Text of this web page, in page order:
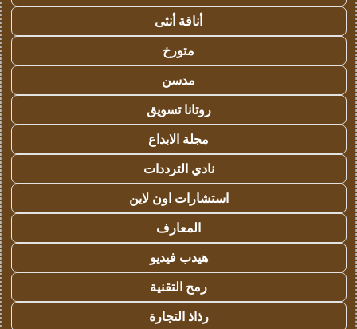
أناقة أنثى
متورخ
مدسن
روتانا تسويق
مجلة الابداع
نادي الترددات
استشارات اون لاين
المعارف
هيدب فيديو
رمح التقنية
رذاذ التجارة